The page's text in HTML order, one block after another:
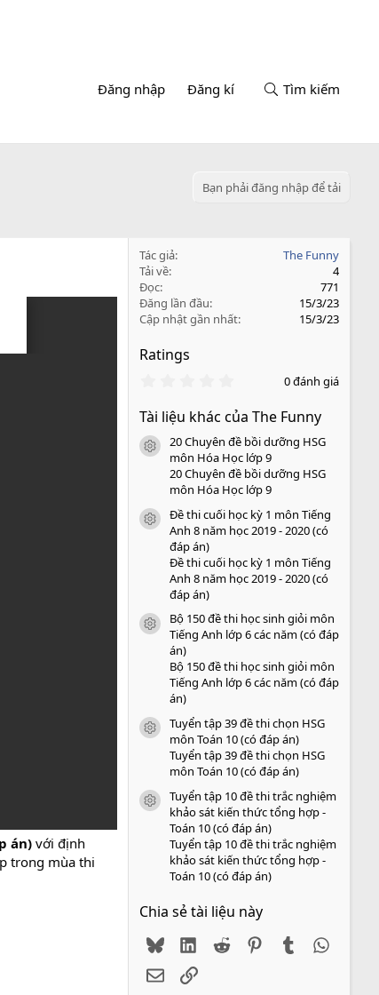
Đăng nhập Đăng kí Tìm kiếm
Bạn phải đăng nhập để tải
án) với định
trong mùa thi
Tác giả
The Funny
Tải về
4
Đọc
771
Đăng lần đầu
15/3/23
Cập nhật gần nhất
15/3/23
Ratings
0
0
s
a
o
0 đánh giá
Tài liệu khác của The Funny
icon tài liệu
20 Chuyên đề bồi dưỡng HSG
môn Hóa Học lớp 9
20 Chuyên đề bồi dưỡng HSG
môn Hóa Học lớp 9
icon tài liệu
Đề thi cuối học kỳ 1 môn Tiếng
Anh 8 năm học 2019 - 2020 (có
đáp án)
Đề thi cuối học kỳ 1 môn Tiếng
Anh 8 năm học 2019 - 2020 (có
đáp án)
icon tài liệu
Bộ 150 đề thi học sinh giỏi môn
Tiếng Anh lớp 6 các năm (có đáp
án)
Bộ 150 đề thi học sinh giỏi môn
Tiếng Anh lớp 6 các năm (có đáp
án)
icon tài liệu
Tuyển tập 39 đề thi chọn HSG
môn Toán 10 (có đáp án)
Tuyển tập 39 đề thi chọn HSG
môn Toán 10 (có đáp án)
icon tài liệu
Tuyển tập 10 đề thi trắc nghiệm
khảo sát kiến thức tổng hợp -
Toán 10 (có đáp án)
Tuyển tập 10 đề thi trắc nghiệm
khảo sát kiến thức tổng hợp -
Toán 10 (có đáp án)
Chia sẻ tài liệu này
BlueskyLinkedIn
Reddit PinterestTumblr
EmailLink